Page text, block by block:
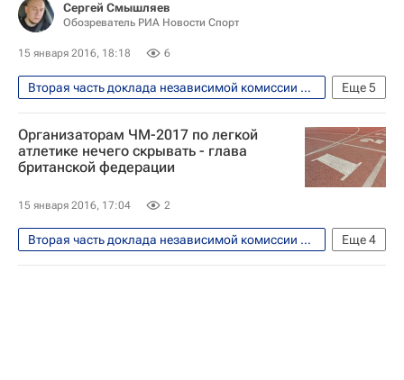
Сергей Смышляев
Обозреватель РИА Новости Спорт
15 января 2016, 18:18 6
Еще5
Вторая часть доклада независимой комиссии WADA обнародована 14 января 2016 года
Легкая атлетика
Валентин Балахничев
Допинг
Организаторам ЧМ-2017 по легкой
атлетике нечего скрывать - глава
британской федерации
15 января 2016, 17:04 2
Еще4
Вторая часть доклада независимой комиссии WADA обнародована 14 января 2016 года
Легкая атлетика